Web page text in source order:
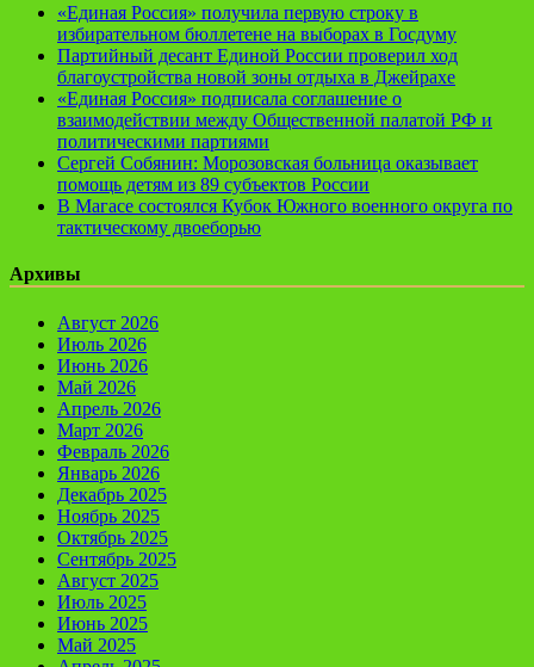
«Единая Россия» получила первую строку в
избирательном бюллетене на выборах в Госдуму
Партийный десант Единой России проверил ход
благоустройства новой зоны отдыха в Джейрахе
«Единая Россия» подписала соглашение о
взаимодействии между Общественной палатой РФ и
политическими партиями
Сергей Собянин: Морозовская больница оказывает
помощь детям из 89 субъектов России
В Магасе состоялся Кубок Южного военного округа по
тактическому двоеборью
Архивы
Август 2026
Июль 2026
Июнь 2026
Май 2026
Апрель 2026
Март 2026
Февраль 2026
Январь 2026
Декабрь 2025
Ноябрь 2025
Октябрь 2025
Сентябрь 2025
Август 2025
Июль 2025
Июнь 2025
Май 2025